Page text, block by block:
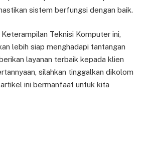
sistem berfungsi dengan baik.
Keterampilan Teknisi Komputer ini,
lebih siap menghadapi tantangan
layanan terbaik kepada klien
silahkan tinggalkan dikolom
ini bermanfaat untuk kita